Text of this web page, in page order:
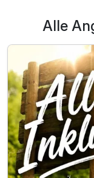
Alle